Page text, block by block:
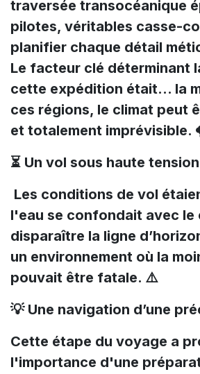
traversée transocéanique
pilotes, véritables casse-
planifier chaque détail
Le facteur clé déterminant
cette expédition était… la
ces régions, le climat peut
et totalement
⏳ Un vol sous haute tension
Les conditions de vol
l'eau se confondait avec le
disparaître la ligne
un environnement où la
pouvait être fatale. ⚠️
💡 Une navigation d’une
Cette étape du voyage a
l'importance d'une